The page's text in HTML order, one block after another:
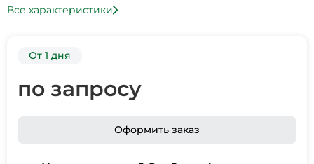
Все характеристики
От 1 дня
по запросу
Оформить заказ